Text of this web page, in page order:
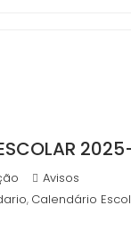
Avisos
, Calendário